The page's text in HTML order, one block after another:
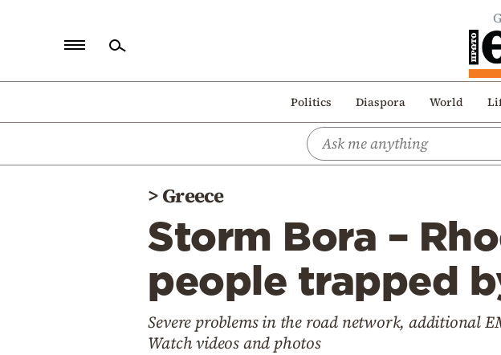
Politics Diaspora World
Politics
>Greece
Storm Bora –
people trapped
Severe problems in the road network, additional
Watch videos and photos